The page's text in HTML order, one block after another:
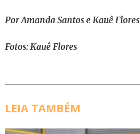
Por Amanda Santos e Kauê Flores
Fotos: Kauê Flores
LEIA TAMBÉM